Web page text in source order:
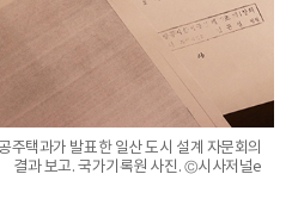
주택과가 발표한 일산 도시 설계 자문회의
결과 보고. 국가기록원 사진. ©시사저널e